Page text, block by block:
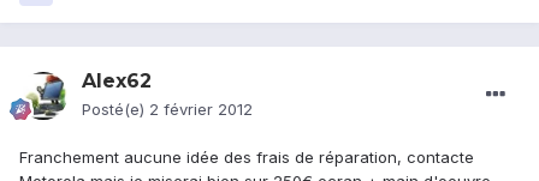
Alex62
Posté(e) 2 février 2012
Franchement aucune idée des frais de réparation, contacte